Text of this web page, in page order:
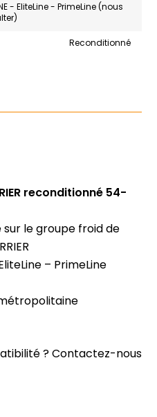
- EliteLine - PrimeLine (nous
Reconditionné
reconditionné 54-
le groupe froid de
– PrimeLine
? Contactez-nous